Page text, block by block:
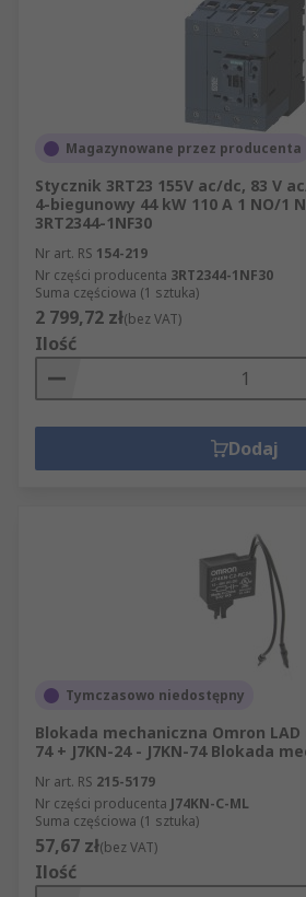
Magazynowane przez producenta
Stycznik 3RT23 155V ac/dc, 83 V
4-biegunowy 44 kW 110 A 1 NO/1
3RT2344-1NF30
Nr art. RS 154-219
Nr części producenta 3RT2344-1NF30
Suma częściowa (1 sztuka)
2 799,72 zł(bez VAT)
Ilość
Dodaj
Tymczasowo niedostępny
Blokada mechaniczna Omron LAD
74 + J7KN-24 - J7KN-74 Blokada
Nr art. RS 215-5179
Nr części producenta J74KN-C-ML
Suma częściowa (1 sztuka)
57,67 zł(bez VAT)
Ilość